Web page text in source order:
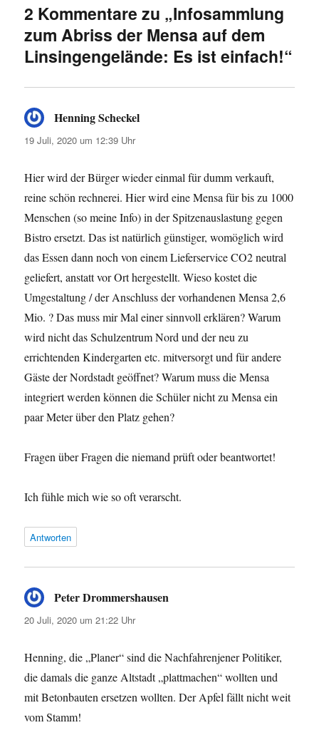
2 Kommentare zu „Infosammlung
zum Abriss der Mensa auf dem
Linsingengelände: Es ist einfach!“
Henning Scheckel
19 Juli, 2020 um 12:39 Uhr
Hier wird der Bürger wieder einmal für dumm verkauft,
reine schön rechnerei. Hier wird eine Mensa für bis zu 1000
Menschen (so meine Info) in der Spitzenauslastung gegen
Bistro ersetzt. Das ist natürlich günstiger, womöglich wird
das Essen dann noch von einem Lieferservice CO2 neutral
geliefert, anstatt vor Ort hergestellt. Wieso kostet die
Umgestaltung / der Anschluss der vorhandenen Mensa 2,6
Mio. ? Das muss mir Mal einer sinnvoll erklären? Warum
wird nicht das Schulzentrum Nord und der neu zu
errichtenden Kindergarten etc. mitversorgt und für andere
Gäste der Nordstadt geöffnet? Warum muss die Mensa
integriert werden können die Schüler nicht zu Mensa ein
paar Meter über den Platz gehen?
Fragen über Fragen die niemand prüft oder beantwortet!
Ich fühle mich wie so oft verarscht.
Antworten
Peter Drommershausen
20 Juli, 2020 um 21:22 Uhr
Henning, die „Planer“ sind die Nachfahrenjener Politiker,
die damals die ganze Altstadt „plattmachen“ wollten und
mit Betonbauten ersetzen wollten. Der Apfel fällt nicht weit
vom Stamm!